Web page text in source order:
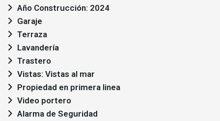
Año Construcción: 2024
Garaje
Terraza
Lavandería
Trastero
Vistas: Vistas al mar
Propiedad en primera linea
Video portero
Alarma de Seguridad